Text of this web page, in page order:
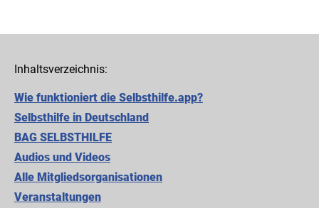
Inhaltsverzeichnis:
Wie funktioniert die Selbsthilfe.app?
Selbsthilfe in Deutschland
BAG SELBSTHILFE
Audios und Videos
Alle Mitgliedsorganisationen
Veranstaltungen
Cookie-Einstellungen